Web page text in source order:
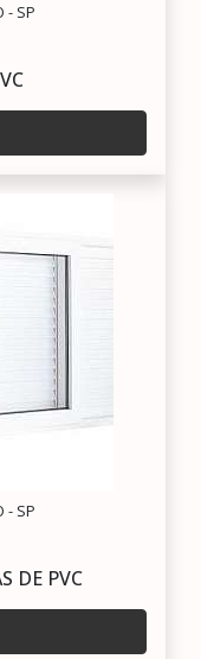
- SP
- SP
DE PVC